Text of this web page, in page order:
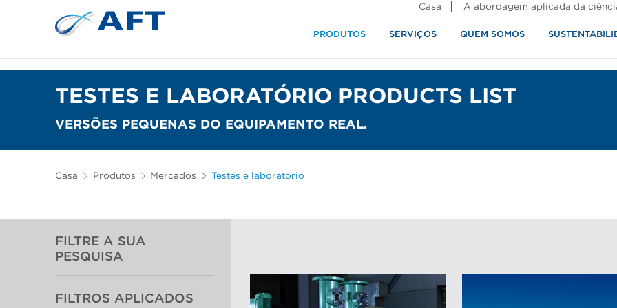
Casa A abordagem aplicada da
PRODUTOS SERVIÇOS QUEM SOMOS
TESTES E LABORATÓRIO PRODUCTS LIST
VERSÕES PEQUENAS DO EQUIPAMENTO REAL.
Casa Produtos Mercados Testes e laboratório
FILTRE A SUA
PESQUISA
FILTROS APLICADOS